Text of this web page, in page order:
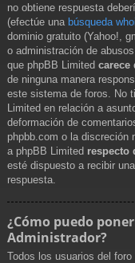
no obtiene respuesta
(efectúe una búsqueda
dominio gratuito (Yahoo!,
o administración de
que phpBB Limited carece
de ninguna manera
este sistema de foros. No
Limited en relación a
deformación de
phpbb.com o la discreción
a phpBB Limited respecto
esté dispuesto a recibir
respuesta.
¿Cómo puedo
Administrador?
Todos los usuarios del foro